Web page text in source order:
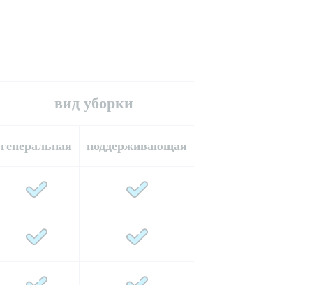
вид уборки
генеральная поддерживающая